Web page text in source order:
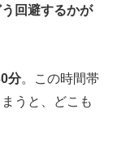
回避するかが
分。この時間帯
うと、どこも